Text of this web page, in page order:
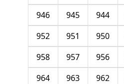
944
945
946
950
951
952
956
957
958
962
963
964